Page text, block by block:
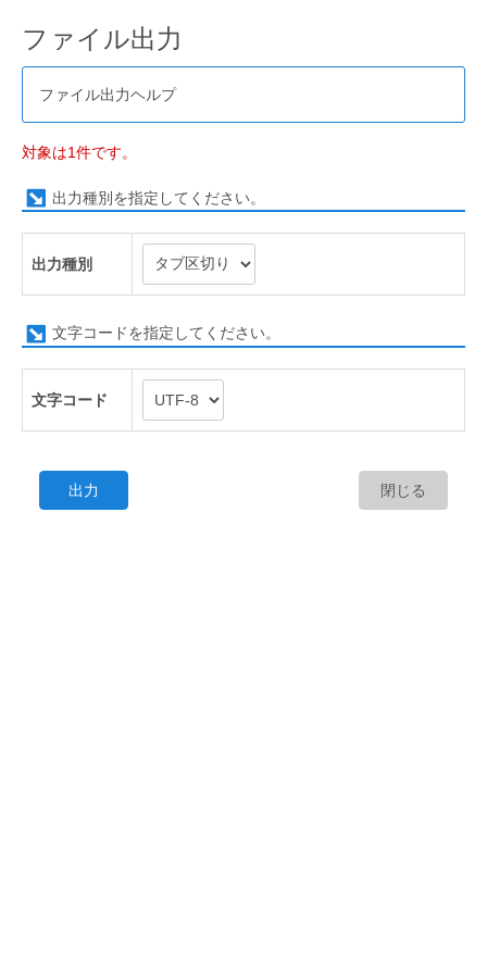
ファイル出力
ファイル出力ヘルプ
対象は1件です。
出力種別を指定してください。
出力種別
文字コードを指定してください。
文字コード